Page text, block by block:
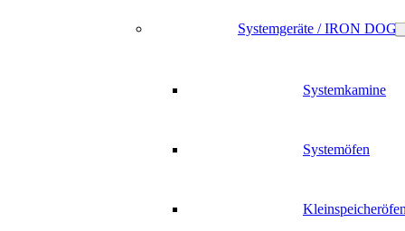
Systemgeräte / IRON DOG
Systemkamine
Systemöfen